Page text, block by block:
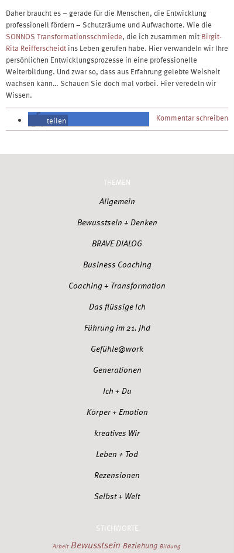
Daher braucht es – gerade für die Menschen, die Entwicklung
professionell fördern – Schutzräume und Aufwachorte. Wie die
SONNOS Transformationsschmiede, die ich zusammen mit Birgit-
Rita Reifferscheidt ins Leben gerufen habe. Hier verwandeln wir Ihre
persönlichen Entwicklungsprozesse in eine professionelle
Weiterbildung. Und zwar so, dass aus Erfahrung gelebte Weisheit
wachsen kann… Schauen Sie doch mal vorbei. Hier veredeln wir
Wissen.
teilen
Kommentar schreiben
THEMEN
Allgemein
Bewusstsein + Denken
BRAVE DIALOG
Business Coaching
Coaching + Transformation
Das flüssige Ich
Führung im 21. Jhd
Gefühle@work
Generationen
Ich + Du
Körper + Emotion
kreatives Wir
Leben + Tod
Rezensionen
Selbst + Welt
STICHWORTE
Arbeit Bewusstsein Beziehung Bildung